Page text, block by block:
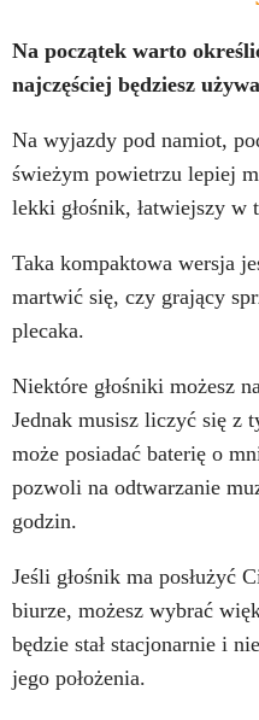
Na początek warto
najczęściej będziesz
Na wyjazdy pod namiot,
świeżym powietrzu lepiej
lekki głośnik, łatwiejszy w
Taka kompaktowa wersja
martwić się, czy grający
plecaka.
Niektóre głośniki możesz
Jednak musisz liczyć się z
może posiadać baterię o
pozwoli na odtwarzanie
godzin.
Jeśli głośnik ma posłużyć
biurze, możesz wybrać
będzie stał stacjonarnie i
jego położenia.